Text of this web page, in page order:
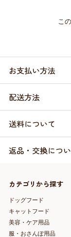
こ
お支払い方法
配送方法
送料について
返品・交換につ
カテゴリから探す
ドッグフード
キャットフード
美容・ケア用品
服・おさんぽ用品